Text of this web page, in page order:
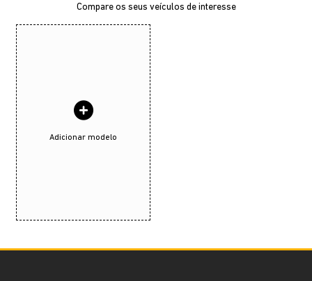
Compare os seus veículos de interesse
Adicionar modelo